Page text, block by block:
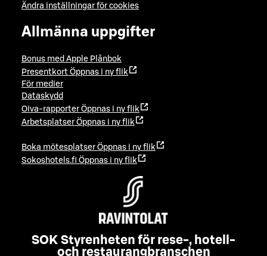
Ändra inställningar för cookies
Allmänna uppgifter
Bonus med Apple Plånbok
Presentkort Öppnas i ny flik
För medier
Dataskydd
Oiva-rapporter Öppnas i ny flik
Arbetsplatser Öppnas i ny flik
Boka mötesplatser Öppnas i ny flik
Sokoshotels.fi Öppnas i ny flik
SOK Styrenheten för rese-, hotell-
och restaurangbranschen